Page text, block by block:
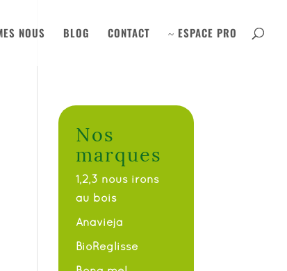
NOUS BLOG CONTACT ~ ESPACE PRO
Nos
marques
1,2,3 nous irons
au bois
Anavieja
BioReglisse